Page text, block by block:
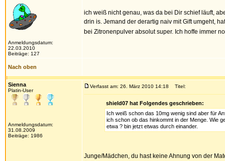
Anmeldungsdatum:
22.03.2010
Beiträge: 127
ich weiß nicht genau, was da bei Dir schief läuft,
drin is. Jemand der derartig naiv mit Gift umgeht,
bei Zitronenpulver absolut super. Ich hoffe immer
Nach oben
Sienna
Platin-User
Anmeldungsdatum:
31.08.2009
Beiträge: 1986
Verfasst am: 26. März 2010 14:18 Titel:
shield07 hat Folgendes geschrieben:
Ich weiß schon das 10mg wenig sind aber für
ich schon ob das hinkommt in der Menge. Wie
etwa ? bin jetzt etwas durch einander.
Junge/Mädchen, du hast keine Ahnung von der